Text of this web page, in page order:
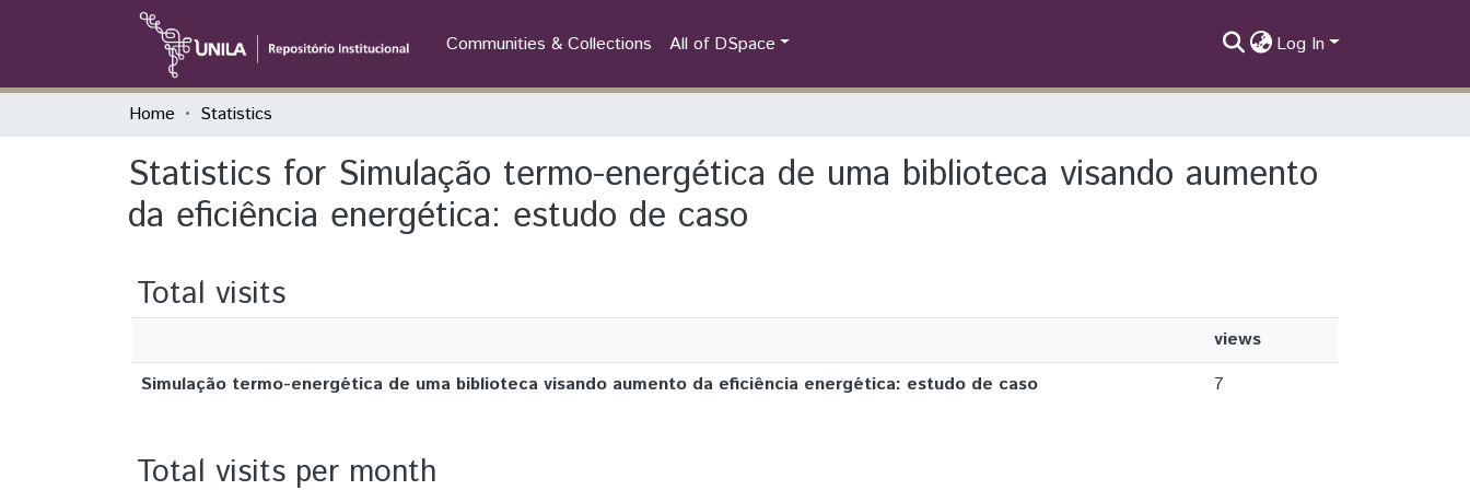
Communities & Collections All of DSpace Log In
Home Statistics
Statistics for Simulação termo-energética de uma biblioteca visando aumento
da eficiência energética: estudo de caso
Total visits
views
Simulação termo-energética de uma biblioteca visando aumento da eficiência energética: estudo de caso
7
Total visits per month